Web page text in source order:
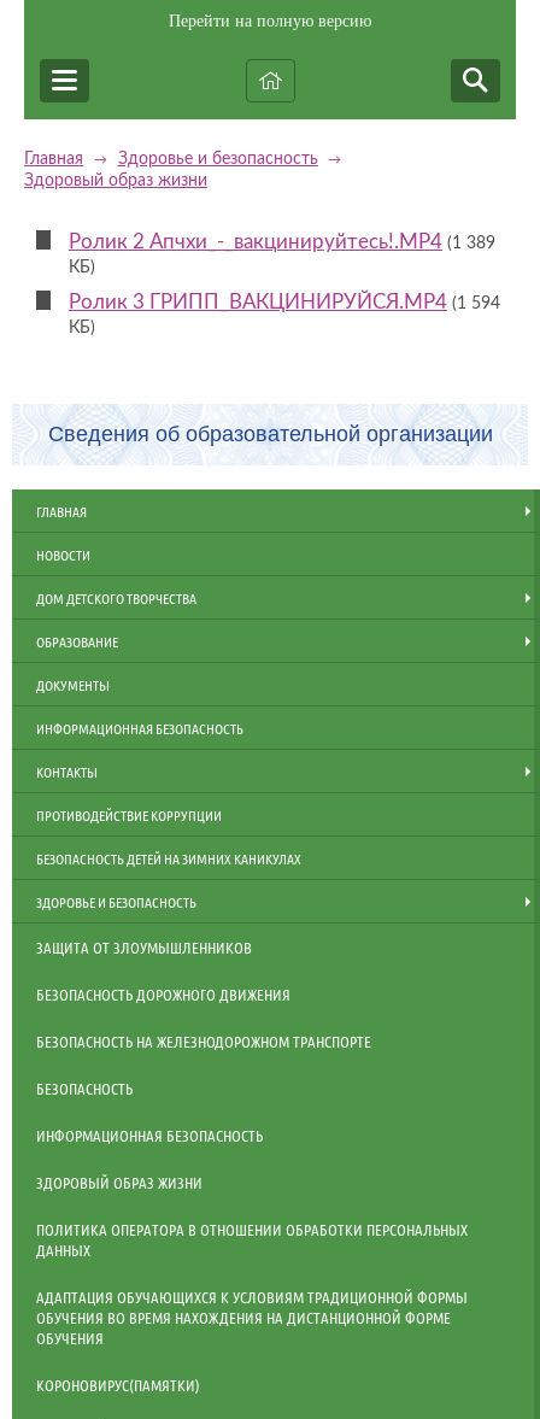
Перейти на полную версию
Главная → Здоровье и безопасность →
Здоровый образ жизни
Ролик 2 Апчхи_-_вакцинируйтесь!.MP4 (1 389
КБ)
Ролик 3 ГРИПП_ВАКЦИНИРУЙСЯ.MP4 (1 594
КБ)
Сведения об образовательной организации
ГЛАВНАЯ
НОВОСТИ
ДОМ ДЕТСКОГО ТВОРЧЕСТВА
ОБРАЗОВАНИЕ
ДОКУМЕНТЫ
ИНФОРМАЦИОННАЯ БЕЗОПАСНОСТЬ
КОНТАКТЫ
ПРОТИВОДЕЙСТВИЕ КОРРУПЦИИ
БЕЗОПАСНОСТЬ ДЕТЕЙ НА ЗИМНИХ КАНИКУЛАХ
ЗДОРОВЬЕ И БЕЗОПАСНОСТЬ
ЗАЩИТА ОТ ЗЛОУМЫШЛЕННИКОВ
БЕЗОПАСНОСТЬ ДОРОЖНОГО ДВИЖЕНИЯ
БЕЗОПАСНОСТЬ НА ЖЕЛЕЗНОДОРОЖНОМ ТРАНСПОРТЕ
БЕЗОПАСНОСТЬ
ИНФОРМАЦИОННАЯ БЕЗОПАСНОСТЬ
ЗДОРОВЫЙ ОБРАЗ ЖИЗНИ
ПОЛИТИКА ОПЕРАТОРА В ОТНОШЕНИИ ОБРАБОТКИ ПЕРСОНАЛЬНЫХ
ДАННЫХ
АДАПТАЦИЯ ОБУЧАЮЩИХСЯ К УСЛОВИЯМ ТРАДИЦИОННОЙ ФОРМЫ
ОБУЧЕНИЯ ВО ВРЕМЯ НАХОЖДЕНИЯ НА ДИСТАНЦИОННОЙ ФОРМЕ
ОБУЧЕНИЯ
КОРОНОВИРУС(ПАМЯТКИ)